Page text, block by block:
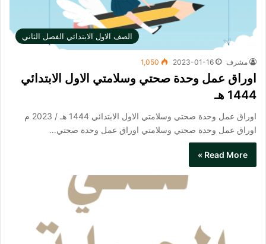
الصف الاول الابتدائي الفصل الثاني
مشرف 2023-01-16
1,050
اوراق عمل وحدة صحتي وسلامتي الاول الابتدائي
1444 هـ
اوراق عمل وحدة صحتي وسلامتي الاول الابتدائي 1444 هـ / 2023 م
اوراق عمل وحدة صحتي وسلامتي​ اوراق عمل وحدة صحتي…
Read More »